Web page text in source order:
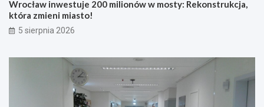
Wrocław inwestuje 200 milionów w mosty: Rekonstrukcja,
która zmieni miasto!
5 sierpnia 2026